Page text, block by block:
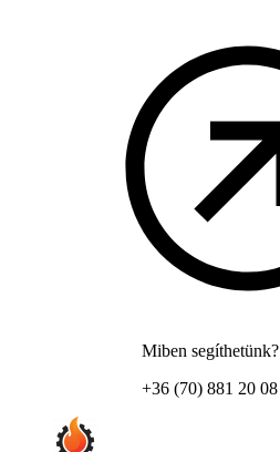
Miben segíthetünk?
+36 (70) 881 20 08